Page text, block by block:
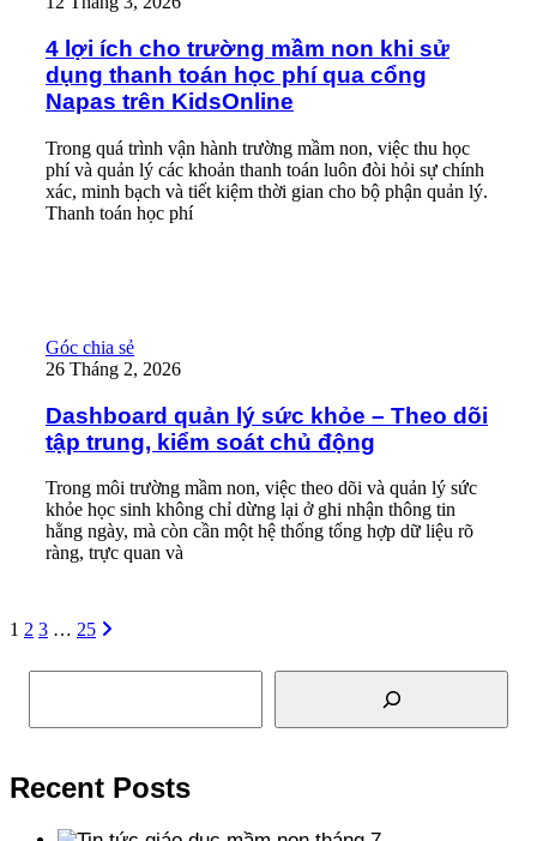
4 lợi ích cho trường mầm non khi sử
dụng thanh toán học phí qua cổng
Napas trên KidsOnline
Trong quá trình vận hành trường mầm non, việc thu học
phí và quản lý các khoản thanh toán luôn đòi hỏi sự chính
xác, minh bạch và tiết kiệm thời gian cho bộ phận quản lý.
Thanh toán học phí
Dashboard quản lý sức khỏe – Theo dõi tập trung, kiểm soát
Góc chia sẻ
26 Tháng 2, 2026
Dashboard quản lý sức khỏe – Theo dõi
tập trung, kiểm soát chủ động
Trong môi trường mầm non, việc theo dõi và quản lý sức
khỏe học sinh không chỉ dừng lại ở ghi nhận thông tin
hằng ngày, mà còn cần một hệ thống tổng hợp dữ liệu rõ
ràng, trực quan và
1 2 3 … 25
Tìm kiếm
Recent Posts